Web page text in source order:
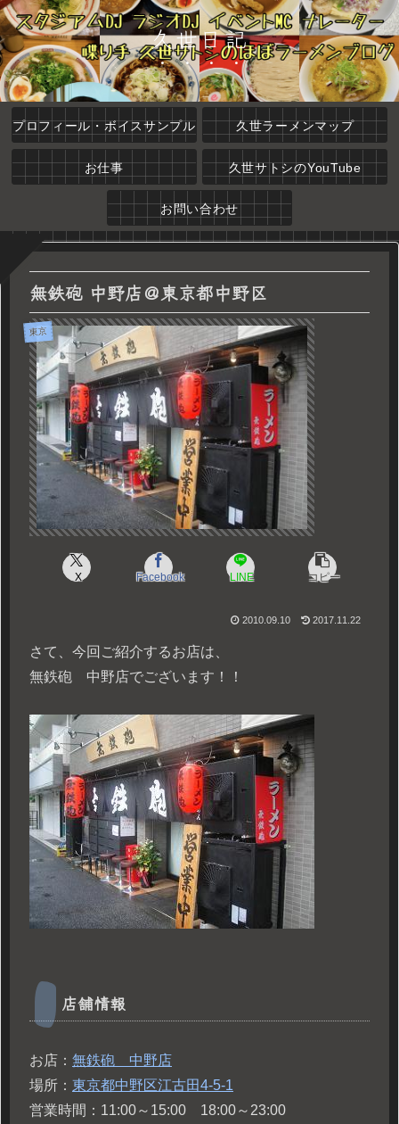
久世日記
プロフィール・ボイスサンプル 久世ラーメンマップ
お仕事 久世サトシのYouTube
お問い合わせ
無鉄砲 中野店＠東京都中野区
東京
X Facebook LINE コピー
2010.09.10 2017.11.22
さて、今回ご紹介するお店は、
無鉄砲 中野店でございます！！
店舗情報
お店： 無鉄砲 中野店
場所： 東京都中野区江古田4-5-1
営業時間：11:00～15:00 18:00～23:00